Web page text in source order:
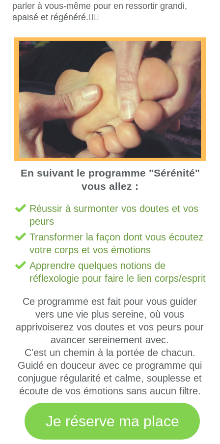
Réussir à surmonter vos doutes et vos
peurs
Transformer la façon dont vous écoutez
votre corps et vos émotions
Apprendre quelques notions de
réflexologie pour faire le lien corps/esprit
Ce programme est fait pour vous guider
vers une vie plus sereine, où vous
apprivoiserez vos doutes et vos peurs pour
avancer sereinement avec.
C'est un chemin à la portée de chacun.
Guidé en douceur avec ce programme qui
conjugue régularité et calme, souplesse et
écoute de vos émotions sans aucun filtre.
Je réserve ma place
En suivant le programme "Sérénité"
vous allez :
parler à vous-même pour en ressortir grandi,
apaisé et régénéré.🧚‍♀️